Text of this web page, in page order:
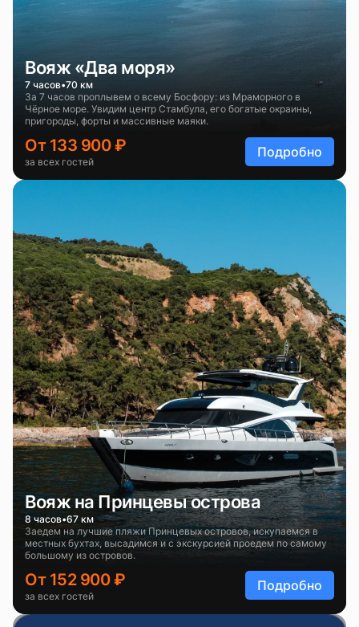
Вояж «Два моря»
7 часов 70 км
За 7 часов проплывем о всему Босфору: из Мраморного в
Чёрное море. Увидим центр Стамбула, его богатые окраины,
пригороды, форты и массивные маяки.
От 133 900 ₽
за всех гостей
Подробно
Вояж на Принцевы острова
8 часов 67 км
Заедем на лучшие пляжи Принцевых островов, искупаемся в
местных бухтах, высадимся и с экскурсией проедем по самому
большому из островов.
От 152 900 ₽
за всех гостей
Подробно